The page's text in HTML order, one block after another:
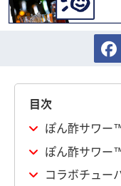
目次
ぽん酢サワー
ぽん酢サワー
コラボチュー